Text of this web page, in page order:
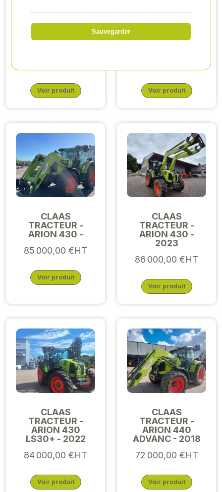
TRACTEUR -
Voir produit
TRACTEUR -
Voir produit
CLAAS
TRACTEUR -
ARION 430 -
85 000,00 €HT
Voir produit
CLAAS
TRACTEUR -
ARION 430 -
2023
86 000,00 €HT
Voir produit
CLAAS
TRACTEUR -
ARION 430
LS30+ - 2022
84 000,00 €HT
Voir produit
CLAAS
TRACTEUR -
ARION 440
ADVANC - 2018
72 000,00 €HT
Voir produit
Sauvegarder